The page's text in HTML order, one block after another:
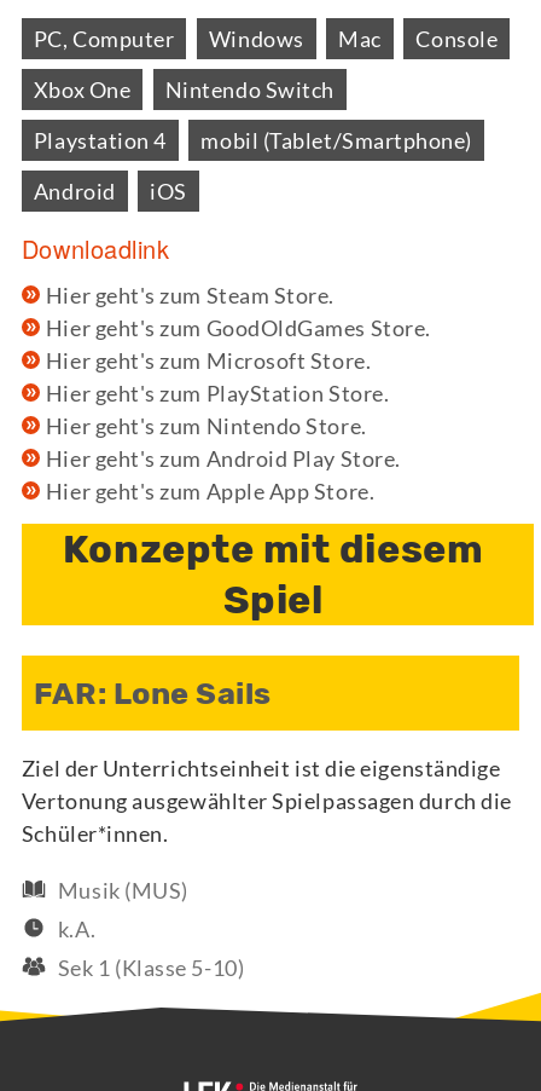
PC, Computer Windows Mac
Console
Xbox One
Nintendo Switch
Playstation 4
mobil (Tablet/Smartphone)
Android
iOS
Downloadlink
Hier geht's zum Steam Store.
Hier geht's zum GoodOldGames Store.
Hier geht's zum Microsoft Store.
Hier geht's zum PlayStation Store.
Hier geht's zum Nintendo Store.
Hier geht's zum Android Play Store.
Hier geht's zum Apple App Store.
Konzepte mit diesem
Spiel
FAR: Lone Sails
Ziel der Unterrichtseinheit ist die eigenständige
Vertonung ausgewählter Spielpassagen durch die
Schüler*innen.
Musik (MUS)
k.A.
Sek 1 (Klasse 5-10)